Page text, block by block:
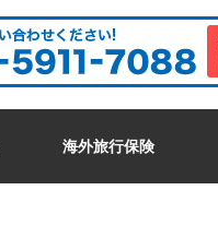
海外旅行保険